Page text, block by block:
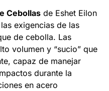
Cebollas de Eshet Eilon
exigencias de las
de cebolla. Las
volumen y “sucio” que
capaz de manejar
durante la
en acero